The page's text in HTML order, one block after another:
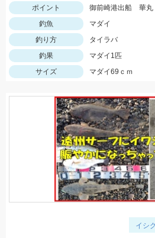
ポイント
御前崎港出船 華丸
釣魚
マダイ
釣り方
タイラバ
釣果
マダイ1匹
サイズ
マダイ69ｃｍ
イシ